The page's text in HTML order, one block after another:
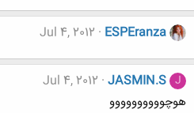
ESPEranza
Jul 4, 2012
J
JASMIN.S
Jul 4, 2012
هوچوووووووووو